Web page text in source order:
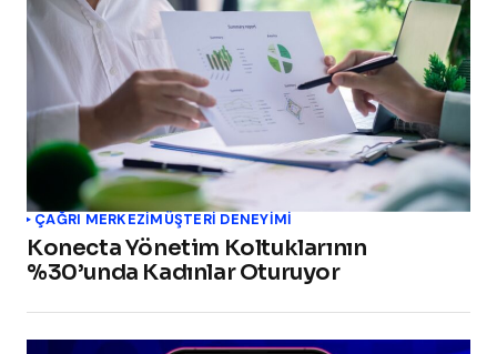
ÇAĞRI MERKEZIMÜŞTERI DENEYIMI
Konecta Yönetim Koltuklarının
%30’unda Kadınlar Oturuyor